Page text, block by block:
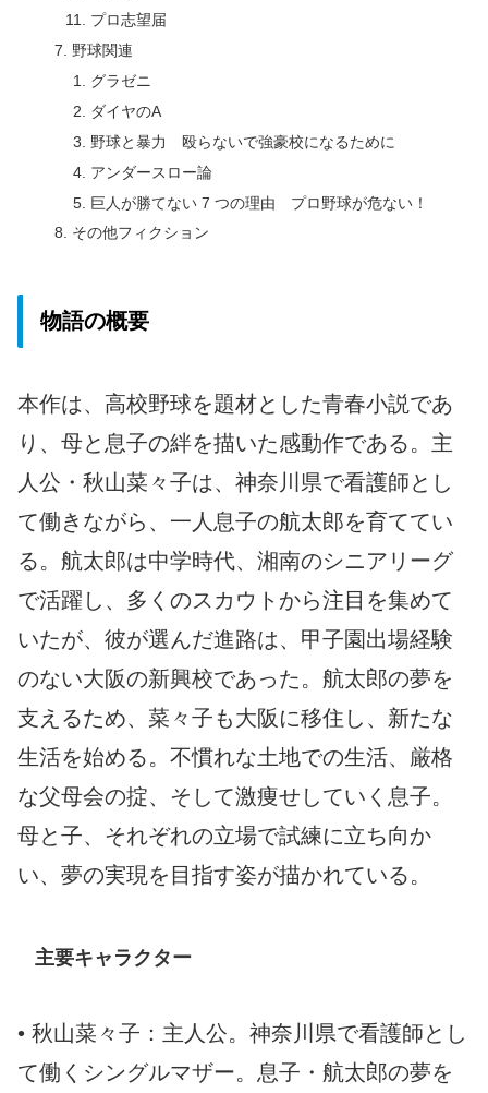
プロ志望届
野球関連
グラゼニ
ダイヤのA
野球と暴力 殴らないで強豪校になるために
アンダースロー論
巨人が勝てない 7 つの理由 プロ野球が危ない！
その他フィクション
物語の概要
本作は、高校野球を題材とした青春小説であ
り、母と息子の絆を描いた感動作である。主
人公・秋山菜々子は、神奈川県で看護師とし
て働きながら、一人息子の航太郎を育ててい
る。航太郎は中学時代、湘南のシニアリーグ
で活躍し、多くのスカウトから注目を集めて
いたが、彼が選んだ進路は、甲子園出場経験
のない大阪の新興校であった。航太郎の夢を
支えるため、菜々子も大阪に移住し、新たな
生活を始める。不慣れな土地での生活、厳格
な父母会の掟、そして激痩せしていく息子。
母と子、それぞれの立場で試練に立ち向か
い、夢の実現を目指す姿が描かれている。
主要キャラクター
• 秋山菜々子：主人公。神奈川県で看護師とし
て働くシングルマザー。息子・航太郎の夢を